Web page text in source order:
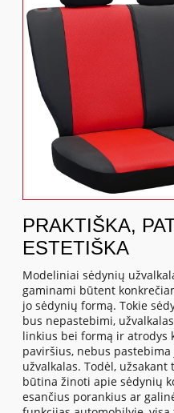
PRAKTIŠKA,
ESTETIŠKA
Modeliniai sėdynių
gaminami būtent
jo sėdynių formą. Tokie
bus nepastebimi,
linkius bei formą ir atrodys
paviršius, nebus
užvalkalas. Todėl,
būtina žinoti apie sėdynių
esančius porankius ar